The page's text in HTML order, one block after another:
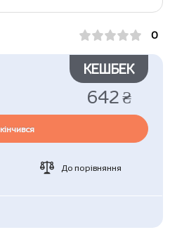
0
КЕШБЕК
642 ₴
До порівняння